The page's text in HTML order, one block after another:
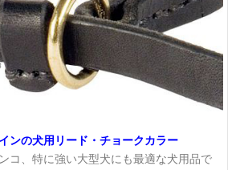
ンの犬用リード・チョークカラー
コ、特に強い大型犬にも最適な犬用品で